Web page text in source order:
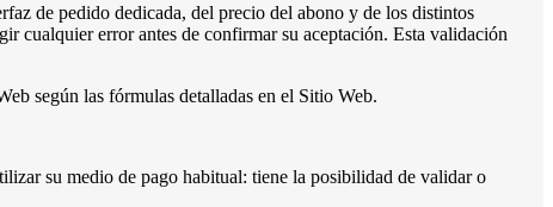
de pedido dedicada, del precio del abono y de los distintos
cualquier error antes de confirmar su aceptación. Esta validación
según las fórmulas detalladas en el Sitio Web.
su medio de pago habitual: tiene la posibilidad de validar o